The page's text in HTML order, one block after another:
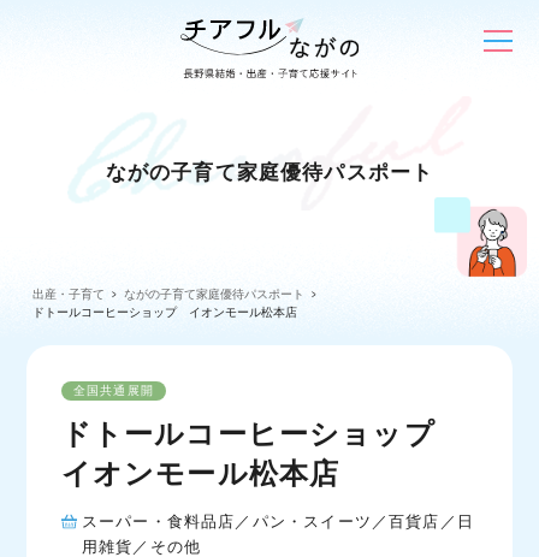
ながの子育て家庭優待パスポート
出産・子育て
ながの子育て家庭優待パスポート
ドトールコーヒーショップ イオンモール松本店
全国共通展開
ドトールコーヒーショップ
イオンモール松本店
スーパー・食料品店／パン・スイーツ／百貨店／日
用雑貨／その他